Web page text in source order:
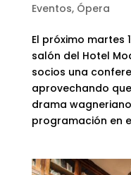
Eventos, Ópera
El próximo martes
salón del Hotel
socios una
aprovechando
drama
programación en